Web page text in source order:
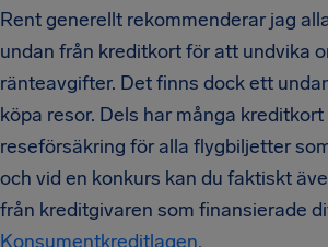
Rent generellt rekommenderar jag
undan från kreditkort för att undvika
ränteavgifter. Det finns dock ett
köpa resor. Dels har många
reseförsäkring för alla flygbiljetter
och vid en konkurs kan du faktiskt
från kreditgivaren som finansierade
Konsumentkreditlagen.